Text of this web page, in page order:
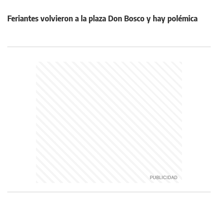
Feriantes volvieron a la plaza Don Bosco y hay polémica